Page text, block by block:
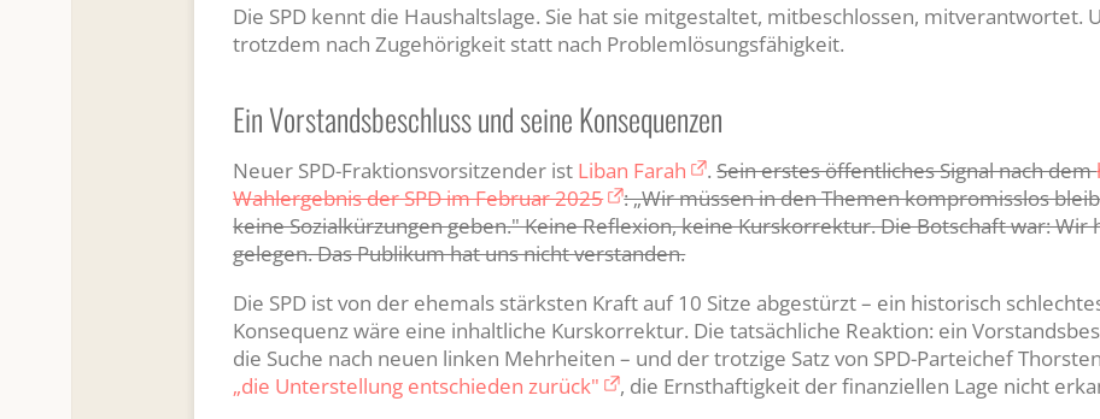
Die SPD kennt die Haushaltslage. Sie hat sie mitgestaltet, mitbeschlossen, mitverantwortet.
trotzdem nach Zugehörigkeit statt nach Problemlösungsfähigkeit.
Ein Vorstandsbeschluss und seine Konsequenzen
Neuer SPD-Fraktionsvorsitzender ist Liban Farah .Sein erstes öffentliches Signal nach dem
Wahlergebnis der SPD im Februar 2025
: „Wir müssen in den Themen kompromisslos
keine Sozialkürzungen geben." Keine Reflexion, keine Kurskorrektur. Die Botschaft war: Wir
gelegen. Das Publikum hat uns nicht verstanden.
Die SPD ist von der ehemals stärksten Kraft auf 10 Sitze abgestürzt – ein historisch
Konsequenz wäre eine inhaltliche Kurskorrektur. Die tatsächliche Reaktion: ein
die Suche nach neuen linken Mehrheiten – und der trotzige Satz von SPD-Parteichef
„die Unterstellung entschieden zurück"
, die Ernsthaftigkeit der finanziellen Lage nicht